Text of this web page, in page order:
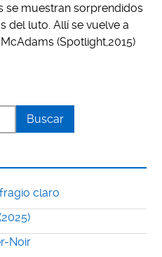
se muestran sorprendidos
del luto. Allí se vuelve a
(Spotlight,2015)
claro
Noir